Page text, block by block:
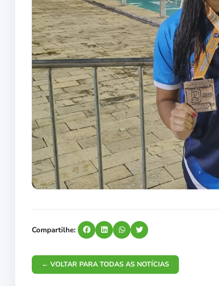
Compartilhe:
← VOLTAR PARA TODAS AS NOTÍCIAS